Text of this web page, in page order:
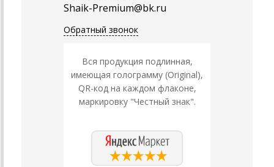
Shaik-Premium@bk.ru
Обратный звонок
Вся продукция подлинная,
имеющая голограмму (Original),
QR-код на каждом флаконе,
маркировку "Честный знак".